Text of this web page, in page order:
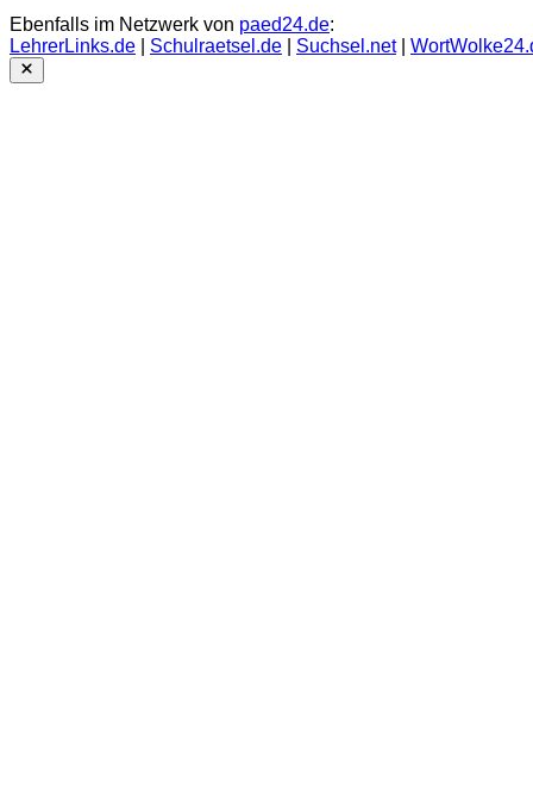
Ebenfalls im Netzwerk von paed24.de:
LehrerLinks.de
Schulraetsel.de Suchsel.net|
Close